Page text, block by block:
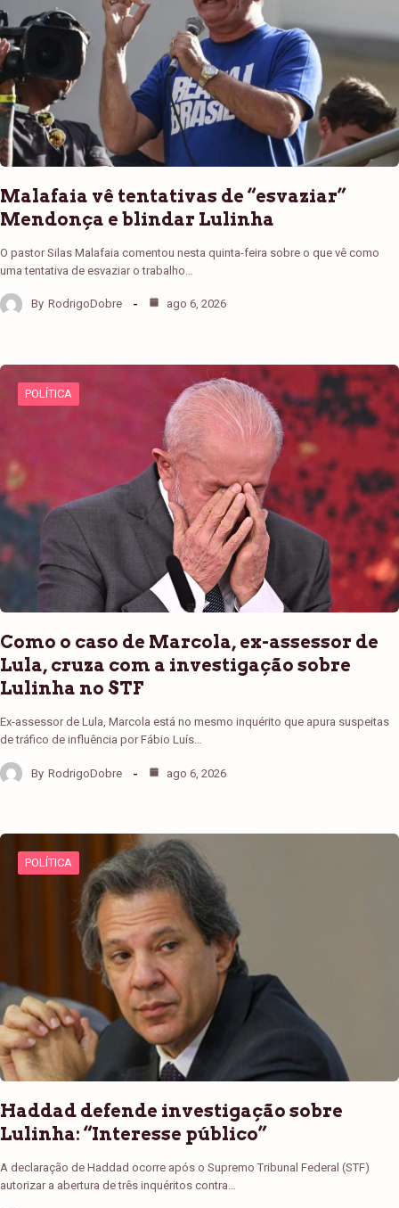
Malafaia vê tentativas de “esvaziar”
Mendonça e blindar Lulinha
O pastor Silas Malafaia comentou nesta quinta-feira sobre o que vê como
uma tentativa de esvaziar o trabalho…
By RodrigoDobre ago 6, 2026
POLÍTICA
Como o caso de Marcola, ex-assessor de
Lula, cruza com a investigação sobre
Lulinha no STF
Ex-assessor de Lula, Marcola está no mesmo inquérito que apura suspeitas
de tráfico de influência por Fábio Luís…
By RodrigoDobre ago 6, 2026
POLÍTICA
Haddad defende investigação sobre
Lulinha: “Interesse público”
A declaração de Haddad ocorre após o Supremo Tribunal Federal (STF)
autorizar a abertura de três inquéritos contra…